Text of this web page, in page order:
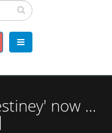
now ...